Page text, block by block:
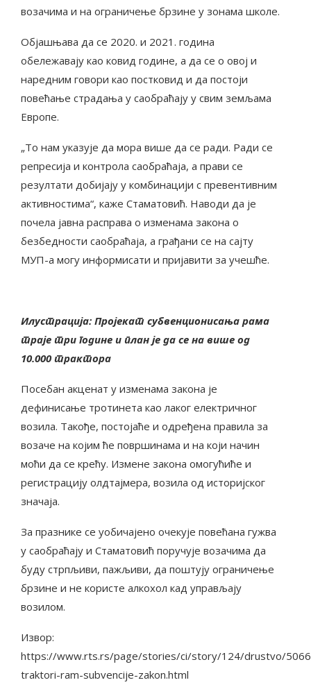
возачима и на ограничење брзине у зонама школе.
Објашњава да се 2020. и 2021. година
обележавају као ковид године, а да се о овој и
наредним говори као постковид и да постоји
повећање страдања у саобраћају у свим земљама
Европе.
„То нам указује да мора више да се ради. Ради се
репресија и контрола саобраћаја, а прави се
резултати добијају у комбинацији с превентивним
активностима“, каже Стаматовић. Наводи да је
почела јавна расправа о изменама закона о
безбедности саобраћаја, а грађани се на сајту
МУП-а могу информисати и пријавити за учешће.
Илустрација: Пројекат субвенционисања рама
траје три године и план је да се на више од
10.000 трактора
Посебан акценат у изменама закона је
дефинисање тротинета као лаког електричног
возила. Такође, постојаће и одређена правила за
возаче на којим ће површинама и на који начин
моћи да се крећу. Измене закона омогућиће и
регистрацију олдтајмера, возила од историјског
значаја.
За празнике се уобичајено очекује повећана гужва
у саобраћају и Стаматовић поручује возачима да
буду стрпљиви, пажљиви, да поштују ограничење
брзине и не користе алкохол кад управљају
возилом.
Извор:
https://www.rts.rs/page/stories/ci/story/124/drustvo/
traktori-ram-subvencije-zakon.html